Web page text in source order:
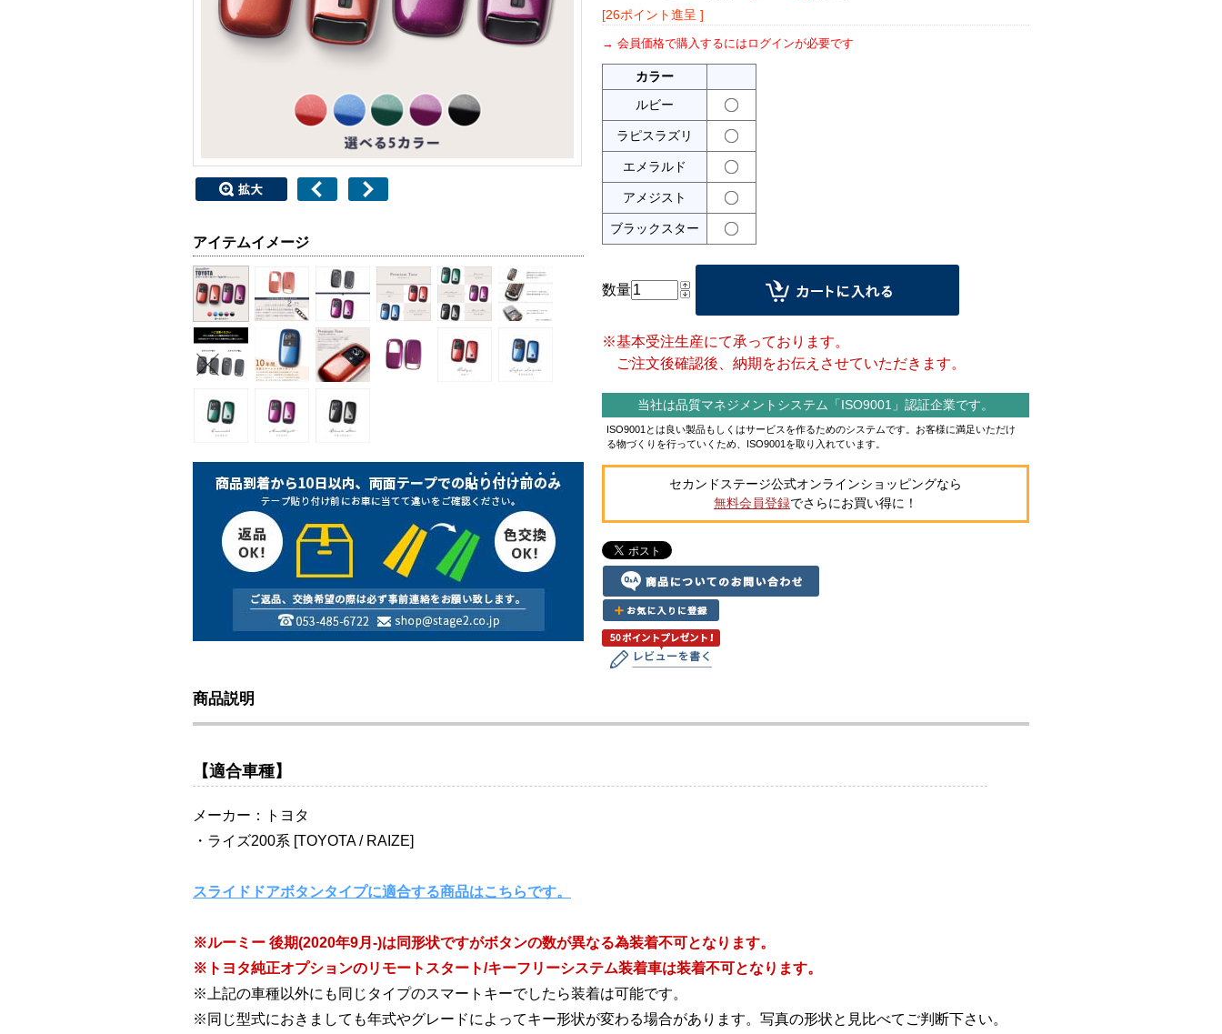
[26ポイント進呈 ]
会員価格で購入するにはログインが必要です
カラー
ルビー
ラピスラズリ
エメラルド
アメジスト
ブラックスター
数量
※基本受注生産にて承っております。
ご注文後確認後、納期をお伝えさせていただきます。
当社は品質マネジメントシステム「ISO9001」認証企業です。
ISO9001とは良い製品もしくはサービスを作るためのシステムです。お客様に満足いただけ
る物づくりを行っていくため、ISO9001を取り入れています。
セカンドステージ公式オンラインショッピングなら
無料会員登録でさらにお買い得に！
アイテムイメージ
商品説明
【適合車種】
メーカー：トヨタ
・ライズ200系 [TOYOTA / RAIZE]
スライドドアボタンタイプに適合する商品はこちらです。
※ルーミー 後期(2020年9月-)は同形状ですがボタンの数が異なる為装着不可となります。
※トヨタ純正オプションのリモートスタート/キーフリーシステム装着車は装着不可となります。
※上記の車種以外にも同じタイプのスマートキーでしたら装着は可能です。
※同じ型式におきましても年式やグレードによってキー形状が変わる場合があります。写真の形状と見比べてご判断下さい。